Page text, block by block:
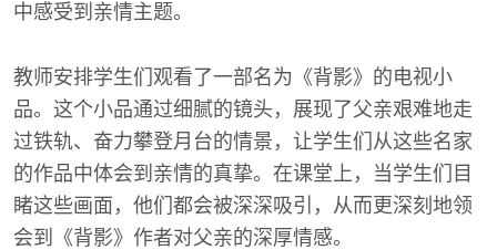
中感受到亲情主题。
教师安排学生们观看了一部名为《背影》的电视小
品。这个小品通过细腻的镜头，展现了父亲艰难地走
过铁轨、奋力攀登月台的情景，让学生们从这些名家
的作品中体会到亲情的真挚。在课堂上，当学生们目
睹这些画面，他们都会被深深吸引，从而更深刻地领
会到《背影》作者对父亲的深厚情感。